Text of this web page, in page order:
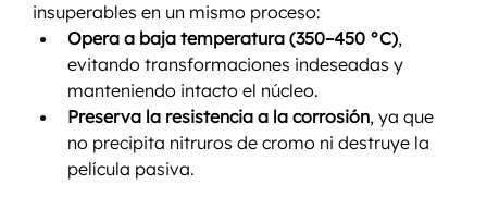
insuperables en un mismo proceso:
Opera a baja temperatura (350–450 °C),
evitando transformaciones indeseadas y
manteniendo intacto el núcleo.
Preserva la resistencia a la corrosión, ya que
no precipita nitruros de cromo ni destruye la
película pasiva.